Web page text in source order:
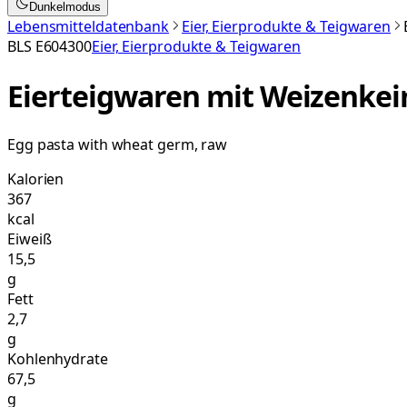
Dunkelmodus
Lebensmitteldatenbank Eier, Eierprodukte & Teigwaren
BLS E604300Eier, Eierprodukte & Teigwaren
Eierteigwaren mit
Egg pasta with wheat germ, raw
Kalorien
367
kcal
Eiweiß
15,5
g
Fett
2,7
g
Kohlenhydrate
67,5
g